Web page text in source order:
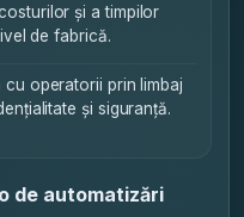
și a timpilor
de fabrică.
operatorii prin limbaj
și siguranță.
de automatizări